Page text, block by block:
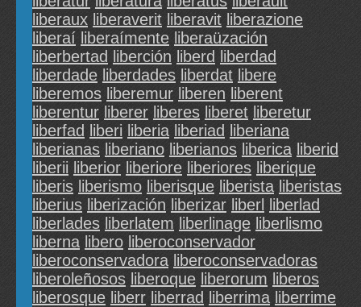
liberaux liberaverit liberavit liberazione
liberaí liberaímente liberaüzación
liberbertad
liberción liberd
liberdad
liberdade liberdades liberdat libere
liberemos liberemur liberen liberent
liberentur liberer liberes liberet liberetur
liberfad
liberi liberia liberiad
liberiana
liberianas liberiano liberianos liberica liberid
liberii liberior liberiore liberiores liberique
liberis liberismo liberisque liberista liberistas
liberius liberización liberizar liberl
liberlad
liberlades liberlatem liberlinage liberlismo
liberna libero liberoconservador
liberoconservadora liberoconservadoras
liberoleñosos liberoque liberorum liberos
liberosque liberr liberrad liberrima liberrime